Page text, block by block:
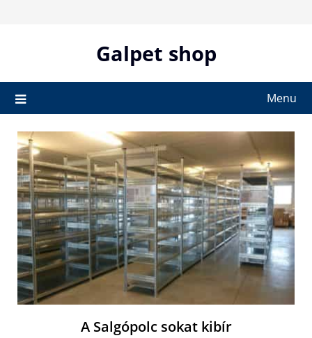
Galpet shop
Menu
A Salgópolc sokat kibír